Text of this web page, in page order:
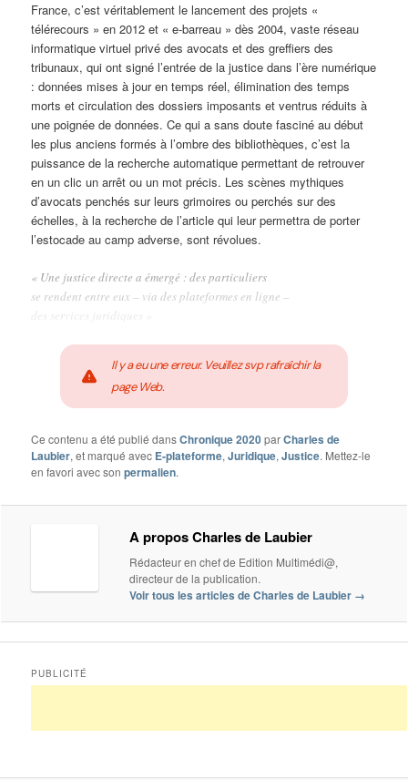
France, c’est véritablement le lancement des projets «
télérecours » en 2012 et « e-barreau » dès 2004, vaste réseau
informatique virtuel privé des avocats et des greffiers des
tribunaux, qui ont signé l’entrée de la justice dans l’ère numérique
: données mises à jour en temps réel, élimination des temps
morts et circulation des dossiers imposants et ventrus réduits à
une poignée de données. Ce qui a sans doute fasciné au début
les plus anciens formés à l’ombre des bibliothèques, c’est la
puissance de la recherche automatique permettant de retrouver
en un clic un arrêt ou un mot précis. Les scènes mythiques
d’avocats penchés sur leurs grimoires ou perchés sur des
échelles, à la recherche de l’article qui leur permettra de porter
l’estocade au camp adverse, sont révolues.
« Une justice directe a émergé : des particuliers
se rendent entre eux – via des plateformes en ligne –
Il y a eu une erreur. Veuillez svp rafraîchir la
page Web.
Ce contenu a été publié dansChronique 2020parCharles de
Laubier, et marqué avec E-plateforme,Juridique,Justice. Mettez-le
en favori avec sonpermalien.
A propos Charles de Laubier
Rédacteur en chef de Edition Multimédi@,
directeur de la publication.
Voir tous les articles de Charles de Laubier →
PUBLICITÉ